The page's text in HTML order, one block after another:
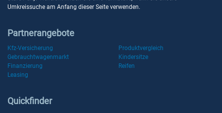
Umkreissuche am Anfang dieser Seite verwenden.
Partnerangebote
Kfz-Versicherung
Produktvergleich
Gebrauchtwagenmarkt
Kindersitze
Finanzierung
Reifen
Leasing
Quickfinder